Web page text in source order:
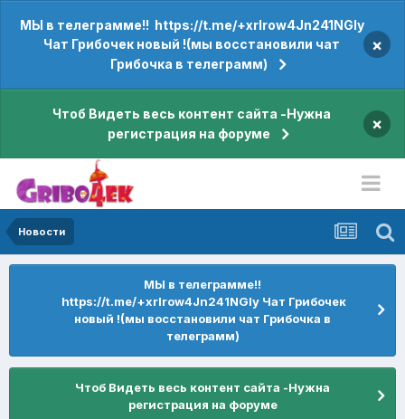
МЫ в телеграмме!! https://t.me/+xrIrow4Jn241NGIy
Чат Грибочек новый !(мы восстановили чат
Грибочка в телеграмм)
×
Чтоб Видеть весь контент сайта -Нужна
регистрация на форуме
×
Новости
МЫ в телеграмме!!
https://t.me/+xrIrow4Jn241NGIy Чат Грибочек
новый !(мы восстановили чат Грибочка в
телеграмм)
Чтоб Видеть весь контент сайта -Нужна
регистрация на форуме